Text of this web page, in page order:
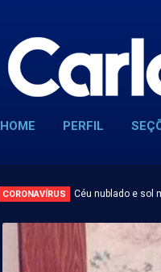
HOME PERFIL
CORONAVÍRUS Céu nublado e sol